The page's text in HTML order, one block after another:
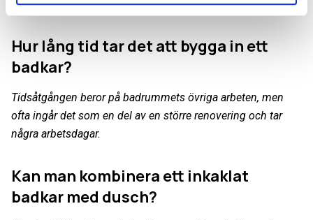
viktiga ytor.
Hur lång tid tar det att bygga in ett
badkar?
Tidsåtgången beror på badrummets övriga arbeten, men
ofta ingår det som en del av en större renovering och tar
några arbetsdagar.
Kan man kombinera ett inkaklat
badkar med dusch?